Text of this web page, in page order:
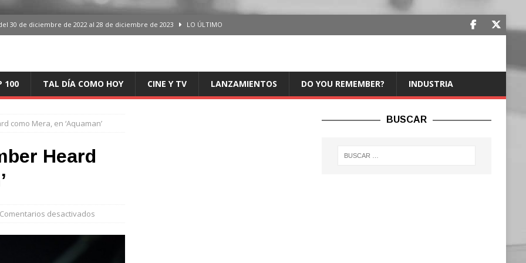
30 de diciembre de 2022 al 28 de diciembre de 2023 LO ÚLTIMO
100 TAL DÍA COMO HOY CINE Y TV LANZAMIENTOS DO YOU REMEMBER? INDUSTRIA
como Mera, en ‘Aquaman’
Heard
Comentarios desactivados
BUSCAR